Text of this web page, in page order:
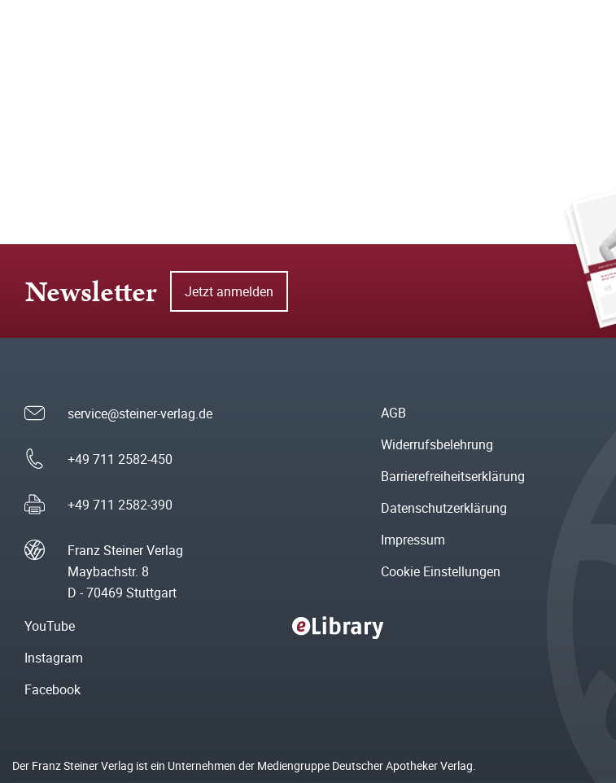
Newsletter Jetzt anmelden
service@steiner-verlag.de
+49 711 2582-450
+49 711 2582-390
Franz Steiner Verlag
Maybachstr. 8
D - 70469 Stuttgart
AGB
Widerrufsbelehrung
Barrierefreiheitserklärung
Datenschutzerklärung
Impressum
Cookie Einstellungen
YouTube
Instagram
Facebook
Der Franz Steiner Verlag ist ein Unternehmen der Mediengruppe Deutscher Apotheker Verlag.